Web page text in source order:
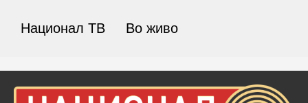
Национал ТВ Во живо